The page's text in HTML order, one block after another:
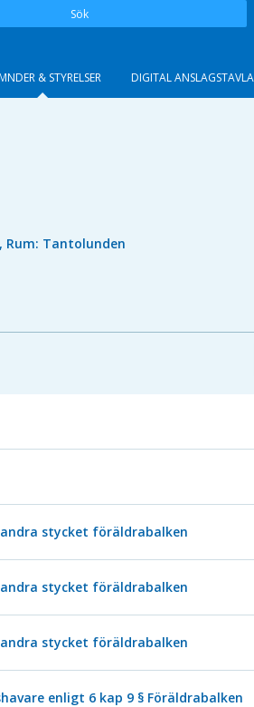
Sök
& STYRELSER DIGITAL ANSLAGSTAVLA
Rum: Tantolunden
stycket föräldrabalken
stycket föräldrabalken
stycket föräldrabalken
enligt 6 kap 9 § Föräldrabalken